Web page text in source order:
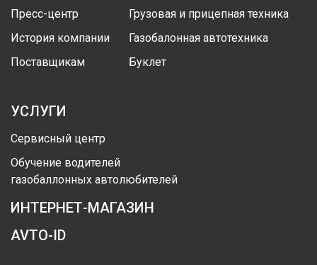
Пресс-центр
История компании
Поставщикам
Грузовая и прицепная техника
Газобалонная автотехника
Буклет
УСЛУГИ
Сервисный центр
Обучение водителей
газобаллонных автолюбителей
ИНТЕРНЕТ-МАГАЗИН
AVTO-ID